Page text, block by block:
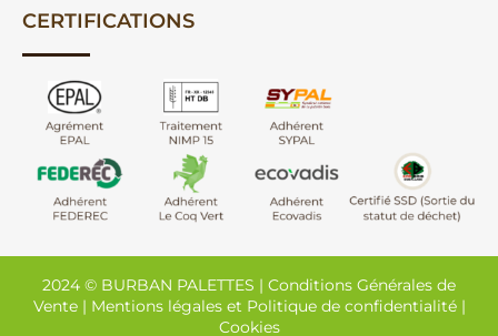
CERTIFICATIONS
2024 © BURBAN PALETTES | Conditions Générales de
Vente| Mentions légales et Politique de confidentialité|
Cookies